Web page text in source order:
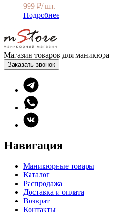
999 ₽/ шт.
Подробнее
Магазин товаров для маникюра
Заказать звонок
Навигация
Маникюрные товары
Каталог
Распродажа
Доставка и оплата
Возврат
Контакты